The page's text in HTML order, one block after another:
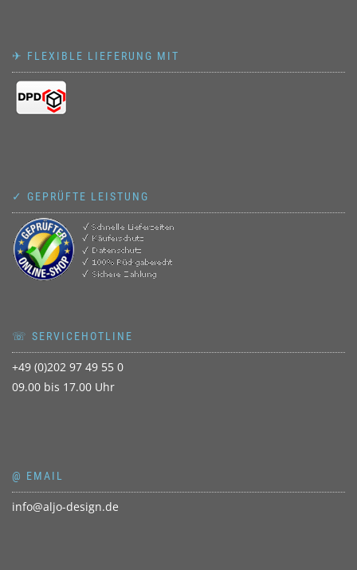
✈ FLEXIBLE LIEFERUNG MIT
✓ GEPRÜFTE LEISTUNG
☏ SERVICEHOTLINE
+49 (0)202 97 49 55 0
09.00 bis 17.00 Uhr
@ EMAIL
info@aljo-design.de